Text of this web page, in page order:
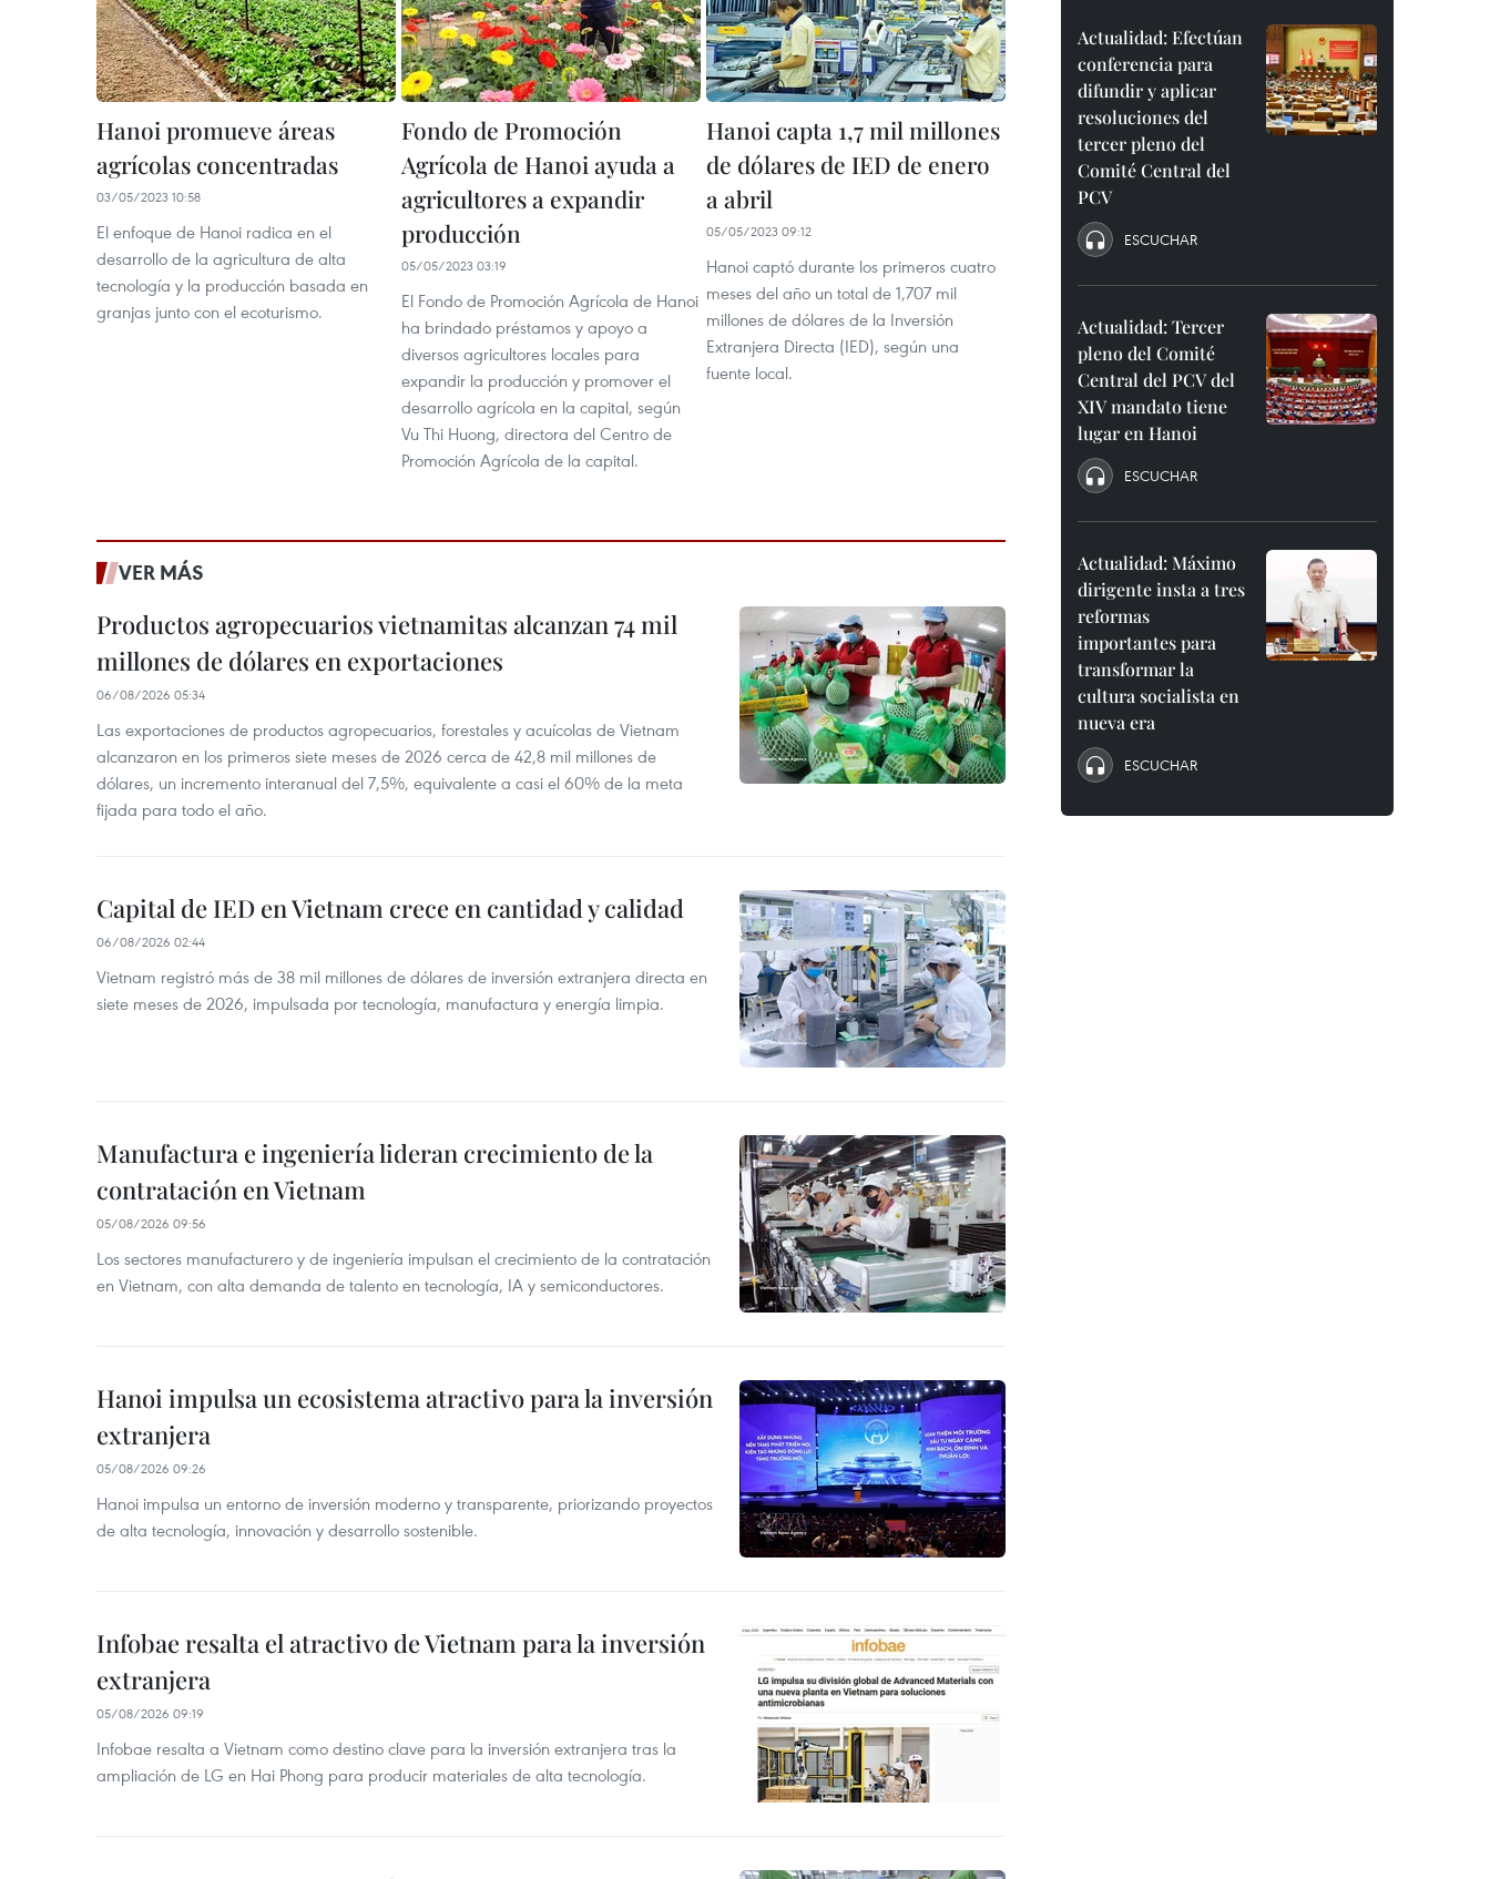
Hanoi promueve áreas
agrícolas concentradas
03/05/2023 10:58
El enfoque de Hanoi radica en el
desarrollo de la agricultura de alta
tecnología y la producción basada en
granjas junto con el ecoturismo.
Fondo de Promoción
Agrícola de Hanoi ayuda a
agricultores a expandir
producción
05/05/2023 03:19
El Fondo de Promoción Agrícola de Hanoi
ha brindado préstamos y apoyo a
diversos agricultores locales para
expandir la producción y promover el
desarrollo agrícola en la capital, según
Vu Thi Huong, directora del Centro de
Promoción Agrícola de la capital.
Hanoi capta 1,7 mil millones
de dólares de IED de enero
a abril
05/05/2023 09:12
Hanoi captó durante los primeros cuatro
meses del año un total de 1,707 mil
millones de dólares de la Inversión
Extranjera Directa (IED), según una
fuente local.
VER MÁS
Productos agropecuarios vietnamitas alcanzan 74 mil
millones de dólares en exportaciones
06/08/2026 05:34
Las exportaciones de productos agropecuarios, forestales y acuícolas de Vietnam
alcanzaron en los primeros siete meses de 2026 cerca de 42,8 mil millones de
dólares, un incremento interanual del 7,5%, equivalente a casi el 60% de la meta
fijada para todo el año.
Capital de IED en Vietnam crece en cantidad y calidad
06/08/2026 02:44
Vietnam registró más de 38 mil millones de dólares de inversión extranjera directa en
siete meses de 2026, impulsada por tecnología, manufactura y energía limpia.
Manufactura e ingeniería lideran crecimiento de la
contratación en Vietnam
05/08/2026 09:56
Los sectores manufacturero y de ingeniería impulsan el crecimiento de la contratación
en Vietnam, con alta demanda de talento en tecnología, IA y semiconductores.
Hanoi impulsa un ecosistema atractivo para la inversión
extranjera
05/08/2026 09:26
Hanoi impulsa un entorno de inversión moderno y transparente, priorizando proyectos
de alta tecnología, innovación y desarrollo sostenible.
Infobae resalta el atractivo de Vietnam para la inversión
extranjera
05/08/2026 09:19
Infobae resalta a Vietnam como destino clave para la inversión extranjera tras la
ampliación de LG en Hai Phong para producir materiales de alta tecnología.
Actualidad: Efectúan
conferencia para
difundir y aplicar
resoluciones del
tercer pleno del
Comité Central del
PCV
ESCUCHAR
Actualidad: Tercer
pleno del Comité
Central del PCV del
XIV mandato tiene
lugar en Hanoi
ESCUCHAR
Actualidad: Máximo
dirigente insta a tres
reformas
importantes para
transformar la
cultura socialista en
nueva era
ESCUCHAR